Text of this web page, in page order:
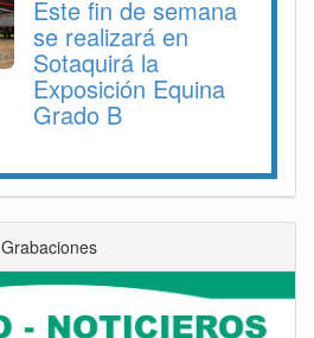
Este fin de semana
se realizará en
Sotaquirá la
Exposición Equina
Grado B
Grabaciones